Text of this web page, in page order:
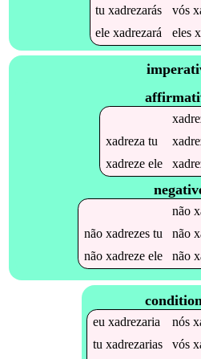
tuxadrezarás vós
elexadrezará eles
xadreza tu
xadrezeele
não
não xadrezestu não
não xadrezeele não
eu xadrezaria nós
tu xadrezarias vós